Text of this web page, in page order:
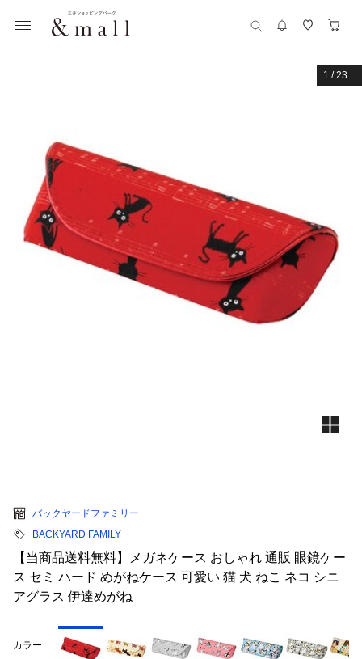
1 /23
バックヤードファミリー
BACKYARD FAMILY
【当商品送料無料】メガネケース おしゃれ 通販 眼鏡ケー
ス セミ ハード めがねケース 可愛い 猫 犬 ねこ ネコ シニ
アグラス 伊達めがね
カラー